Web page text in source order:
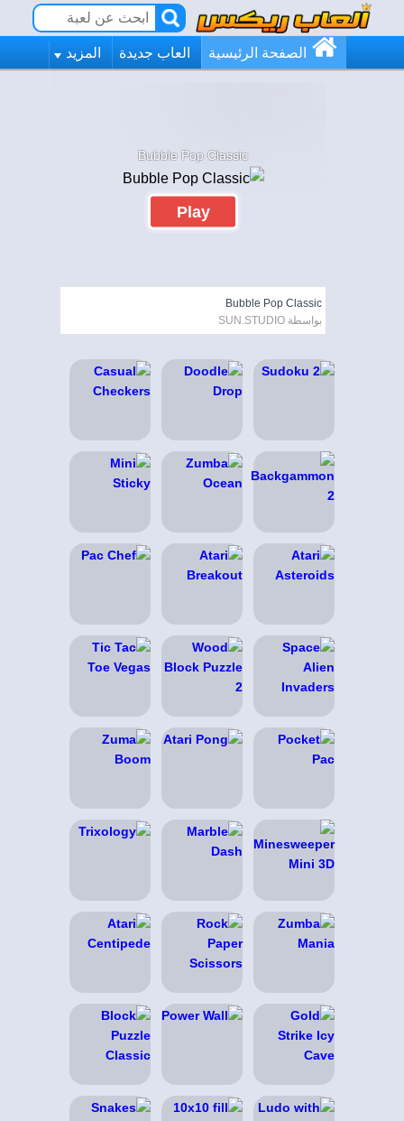
الصفحة الرئيسية العاب جديدة المزيد
Bubble Pop Classic
Play
Bubble Pop Classic
بواسطة SUN.STUDIO